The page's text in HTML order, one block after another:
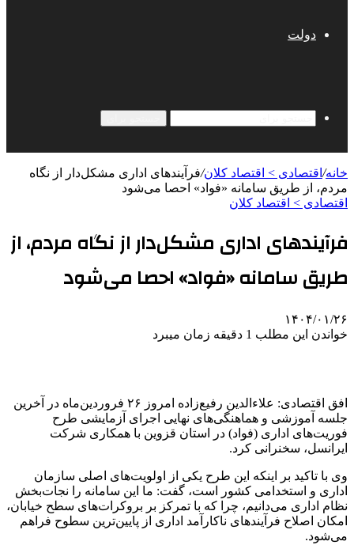
دولت
خانه/ اقتصادی > اقتصاد کلان/فرآیندهای اداری مشکل‌دار از نگاه
مردم، از طریق سامانه «فواد» احصا می‌شود
اقتصادی > اقتصاد کلان
فرآیندهای اداری مشکل‌دار از نگاه مردم، از
طریق سامانه «فواد» احصا می‌شود
۱۴۰۴/۰۱/۲۶
خواندن این مطلب 1 دقیقه زمان میبرد
افق اقتصادی: علاءالدین رفیع‌زاده امروز ۲۶ فروردین‌ماه در آخرین
جلسه آموزشی و هماهنگی‌های نهایی اجرای آزمایشی طرح
فوریت‌های اداری (فواد) در استان قزوین با همکاری شرکت
ایرانسل، سخنرانی کرد.
وی با تاکید بر اینکه این طرح یکی از اولویت‌های اصلی سازمان
اداری و استخدامی کشور است، گفت: ما این سامانه را نجات‌بخش
نظام اداری می‌دانیم، چرا که با تمرکز بر بروکرات‌های سطح خیابان،
امکان اصلاح فرآیندهای ناکارآمد اداری از پایین‌ترین سطوح فراهم
می‌شود.